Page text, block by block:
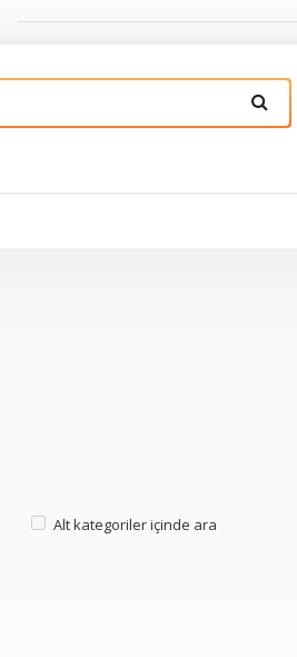
Alt kategoriler içinde ara